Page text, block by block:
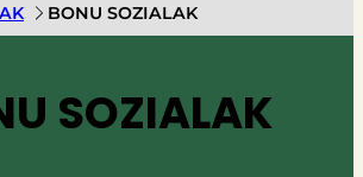
BONU SOZIALAK
SOZIALAK